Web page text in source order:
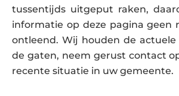
tussentijds uitgeput raken,
informatie op deze pagina geen
ontleend. Wij houden de
de gaten, neem gerust contact
recente situatie in uw gemeente.